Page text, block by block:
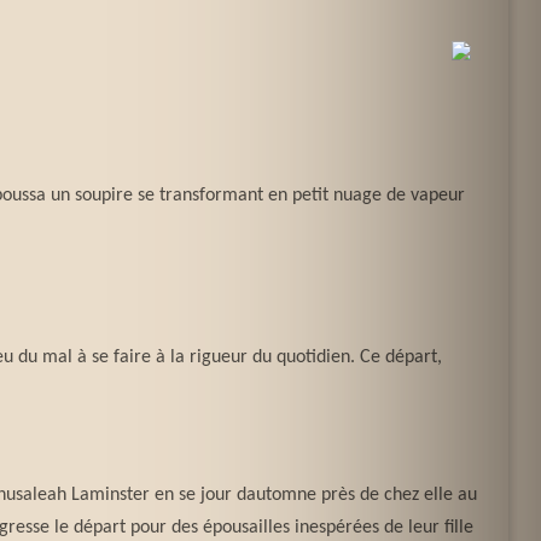
un soupire se transformant en petit nuage de vapeur
du mal à se faire à la rigueur du quotidien. Ce départ,
Laminster en se jour dautomne près de chez elle au
le départ pour des épousailles inespérées de leur fille